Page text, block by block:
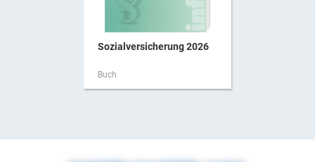
Sozialversicherung 2026
Buch